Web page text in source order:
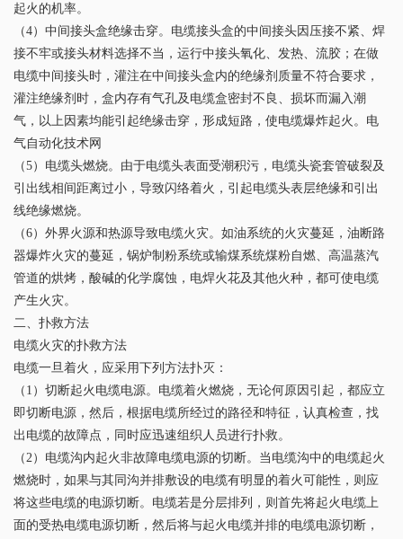
起火的机率。
（4）中间接头盒绝缘击穿。电缆接头盒的中间接头因压接不紧、焊
接不牢或接头材料选择不当，运行中接头氧化、发热、流胶；在做
电缆中间接头时，灌注在中间接头盒内的绝缘剂质量不符合要求，
灌注绝缘剂时，盒内存有气孔及电缆盒密封不良、损坏而漏入潮
气，以上因素均能引起绝缘击穿，形成短路，使电缆爆炸起火。电
气自动化技术网
（5）电缆头燃烧。由于电缆头表面受潮积污，电缆头瓷套管破裂及
引出线相间距离过小，导致闪络着火，引起电缆头表层绝缘和引出
线绝缘燃烧。
（6）外界火源和热源导致电缆火灾。如油系统的火灾蔓延，油断路
器爆炸火灾的蔓延，锅炉制粉系统或输煤系统煤粉自燃、高温蒸汽
管道的烘烤，酸碱的化学腐蚀，电焊火花及其他火种，都可使电缆
产生火灾。
二、扑救方法
电缆火灾的扑救方法
电缆一旦着火，应采用下列方法扑灭：
（1）切断起火电缆电源。电缆着火燃烧，无论何原因引起，都应立
即切断电源，然后，根据电缆所经过的路径和特征，认真检查，找
出电缆的故障点，同时应迅速组织人员进行扑救。
（2）电缆沟内起火非故障电缆电源的切断。当电缆沟中的电缆起火
燃烧时，如果与其同沟并排敷设的电缆有明显的着火可能性，则应
将这些电缆的电源切断。电缆若是分层排列，则首先将起火电缆上
面的受热电缆电源切断，然后将与起火电缆并排的电缆电源切断，